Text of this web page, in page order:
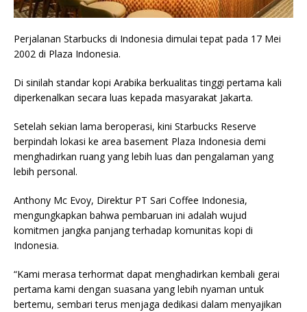
Perjalanan Starbucks di Indonesia dimulai tepat pada 17 Mei
2002 di Plaza Indonesia.
Di sinilah standar kopi Arabika berkualitas tinggi pertama kali
diperkenalkan secara luas kepada masyarakat Jakarta.
Setelah sekian lama beroperasi, kini Starbucks Reserve
berpindah lokasi ke area basement Plaza Indonesia demi
menghadirkan ruang yang lebih luas dan pengalaman yang
lebih personal.
Anthony Mc Evoy, Direktur PT Sari Coffee Indonesia,
mengungkapkan bahwa pembaruan ini adalah wujud
komitmen jangka panjang terhadap komunitas kopi di
Indonesia.
“Kami merasa terhormat dapat menghadirkan kembali gerai
pertama kami dengan suasana yang lebih nyaman untuk
bertemu, sembari terus menjaga dedikasi dalam menyajikan